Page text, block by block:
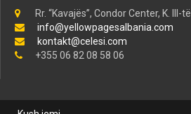
Rr. “Kavajës”, Condor Center, K. III-të
info@yellowpagesalbania.com
kontakt@celesi.com
+355 06 82 08 58 06